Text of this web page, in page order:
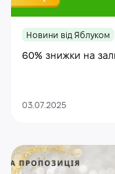
Новини від Яблуком
60% знижки на
03.07.2025